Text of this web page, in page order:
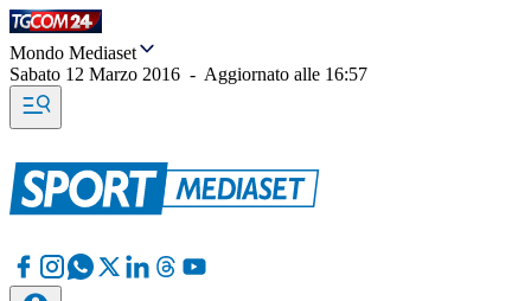
Mondo Mediaset
Sabato 12 Marzo 2016 - Aggiornato alle 16:57